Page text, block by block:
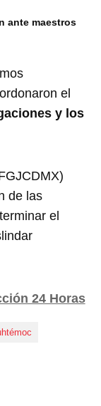
ante maestros
el
y los
de las
el
24 Horas